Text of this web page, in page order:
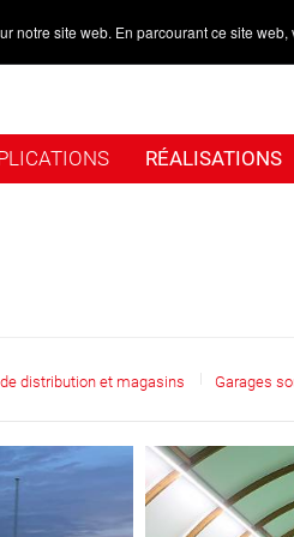
RÉALISATIONS
distribution et magasins Garages
notre site web. En parcourant ce site